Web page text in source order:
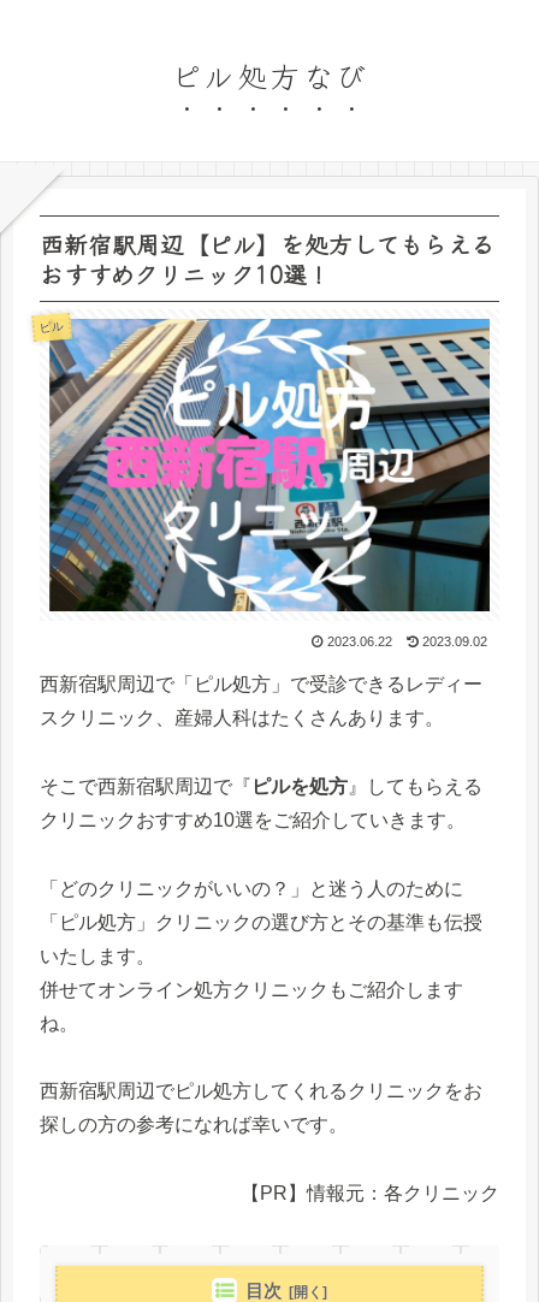
ピル処方なび
西新宿駅周辺【ピル】を処方してもらえる
おすすめクリニック10選！
ピル
2023.06.22 2023.09.02
西新宿駅周辺で「ピル処方」で受診できるレディー
スクリニック、産婦人科はたくさんあります。
そこで西新宿駅周辺で『 ピルを処方 』してもらえる
クリニックおすすめ10選をご紹介していきます。
「どのクリニックがいいの？」と迷う人のために
「ピル処方」クリニックの選び方とその基準も伝授
いたします。
併せてオンライン処方クリニックもご紹介します
ね。
西新宿駅周辺でピル処方してくれるクリニックをお
探しの方の参考になれば幸いです。
【PR】情報元：各クリニック
目次